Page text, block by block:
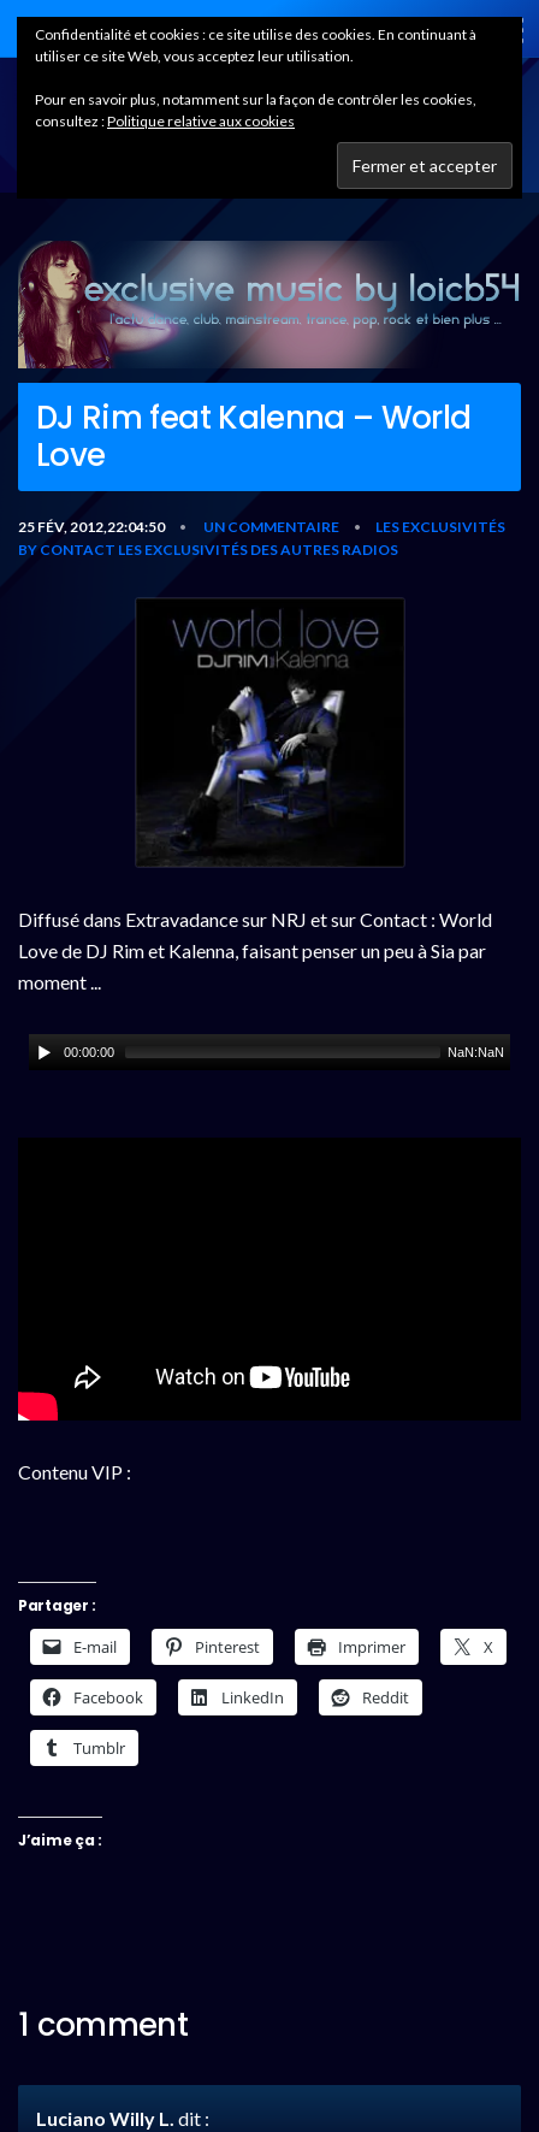
Home
DJ Rim feat Kalenna – World
Love
25 FÉV, 2012,22:04:50 • UN COMMENTAIRE •
LES EXCLUSIVITÉS
BY CONTACT LES EXCLUSIVITÉS DES AUTRES RADIOS
Diffusé dans Extravadance sur NRJ et sur Contact : World
Love de DJ Rim et Kalenna, faisant penser un peu à Sia par
moment ...
00:00:00 NaN:NaN
Contenu VIP :
Partager :
E-mail Pinterest Imprimer X
Facebook LinkedIn Reddit
Tumblr
J’aime ça :
1 comment
Luciano Willy L. dit :
Confidentialité et cookies : ce site utilise des cookies. En continuant à
utiliser ce site Web, vous acceptez leur utilisation.
Pour en savoir plus, notamment sur la façon de contrôler les cookies,
consultez :Politique relative aux cookies